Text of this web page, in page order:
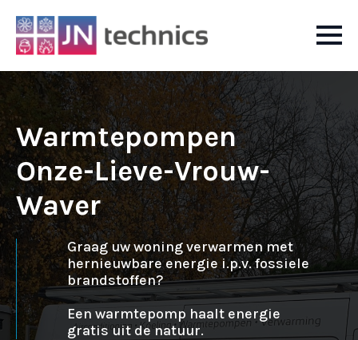
Warmtepompen
Onze-Lieve-Vrouw-
Waver
Graag uw woning verwarmen met
hernieuwbare energie i.p.v. fossiele
brandstoffen?
Een warmtepomp haalt energie
gratis uit de natuur.